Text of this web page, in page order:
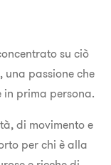
su ciò
una passione che
in prima persona.
di movimento e
per chi è alla